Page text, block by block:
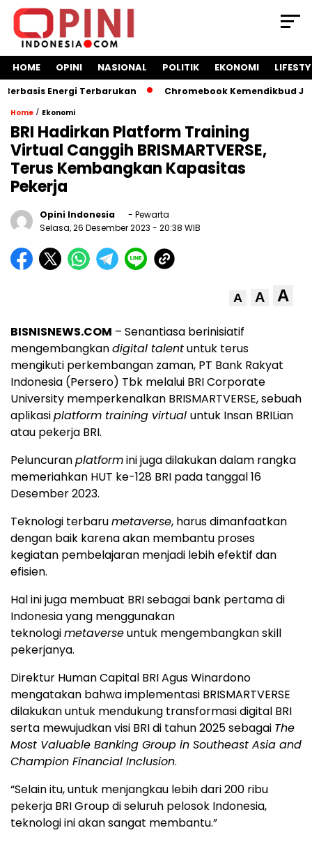
HOME OPINI NASIONAL POLITIK EKONOMI
Energi Terbarukan Chromebook Kemendikbud Jadi
Home / Ekonomi
BRI Hadirkan Platform Training
Virtual Canggih BRISMARTVERSE,
Terus Kembangkan Kapasitas
Pekerja
Opini Indonesia
- Pewarta
Selasa, 26 Desember 2023 - 20:38 WIB
A A A
BISNISNEWS.COM – Senantiasa berinisiatif
mengembangkandigital talentuntuk terus
mengikuti perkembangan zaman, PT Bank Rakyat
Indonesia (Persero) Tbk melalui BRI Corporate
University memperkenalkan BRISMARTVERSE, sebuah
aplikasiplatform training virtual untuk Insan BRILian
atau pekerja BRI.
Peluncuranplatformini juga dilakukan dalam rangka
memeriahkan HUT ke-128 BRI pada tanggal 16
Desember 2023.
Teknologi terbarumetaverse, harus dimanfaatkan
dengan baik karena akan membantu proses
kegiatan pembelajaran menjadi lebih efektif dan
efisien.
Hal ini juga membuat BRI sebagai bank pertama di
Indonesia yang menggunakan
teknologimetaverseuntuk mengembangkan skill
pekerjanya.
Direktur Human Capital BRI Agus Winardono
mengatakan bahwa implementasi BRISMARTVERSE
dilakukan untuk mendukung transformasi digital BRI
serta mewujudkan visi BRI di tahun 2025 sebagai The
Most Valuable Banking Group in Southeast Asia and
Champion Financial Inclusion.
“Selain itu, untuk menjangkau lebih dari 200 ribu
pekerja BRI Group di seluruh pelosok Indonesia,
teknologi ini akan sangat membantu.”